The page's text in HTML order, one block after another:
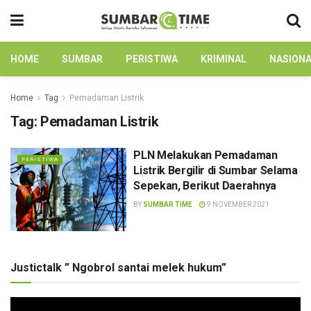
HOME SUMBAR PERISTIWA KRIMINAL
Home Tag Pemadaman Listrik
Tag: Pemadaman Listrik
PERISTIWA
PLN Melakukan Pemadaman
Listrik Bergilir di Sumbar Selama
Sepekan, Berikut Daerahnya
BY SUMBAR TIME 9 NOVEMBER 2021
Justictalk ” Ngobrol santai melek hukum”